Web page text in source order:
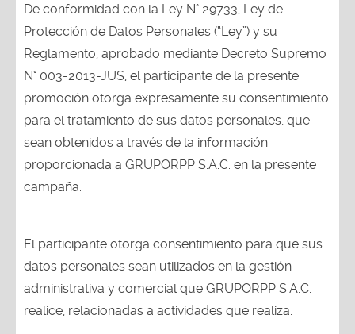
De conformidad con la Ley N° 29733, Ley de
Protección de Datos Personales (“Ley”) y su
Reglamento, aprobado mediante Decreto Supremo
N° 003-2013-JUS, el participante de la presente
promoción otorga expresamente su consentimiento
para el tratamiento de sus datos personales, que
sean obtenidos a través de la información
proporcionada a GRUPORPP S.A.C. en la presente
campaña.
El participante otorga consentimiento para que sus
datos personales sean utilizados en la gestión
administrativa y comercial que GRUPORPP S.A.C.
realice, relacionadas a actividades que realiza.